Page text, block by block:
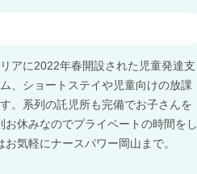
アに2022年春開設された児童発達支
、ショートステイや児童向けの放課
。系列の託児所も完備でお子さんを
休みなのでプライベートの時間をし
気軽にナースパワー岡山まで。